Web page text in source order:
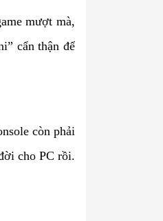
mượt mà,
cẩn thận để
còn phải
cho PC rồi.